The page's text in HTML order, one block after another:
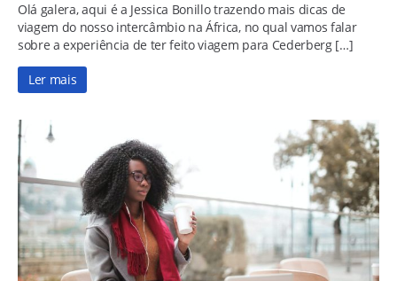
Olá galera, aqui é a Jessica Bonillo trazendo mais dicas de
viagem do nosso intercâmbio na África, no qual vamos falar
sobre a experiência de ter feito viagem para Cederberg […]
Ler mais